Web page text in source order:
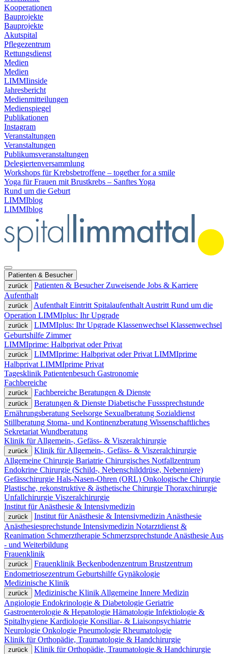
Kooperationen
Bauprojekte
Bauprojekte
Akutspital
Pflegezentrum
Rettungsdienst
Medien
Medien
LIMMIinside
Jahresbericht
Medienmitteilungen
Medienspiegel
Publikationen
Instagram
Veranstaltungen
Veranstaltungen
Publikumsveranstaltungen
Delegiertenversammlung
Workshops für Krebsbetroffene – together for a smile
Yoga für Frauen mit Brustkrebs – Sanftes Yoga
Rund um die Geburt
LIMMIblog
LIMMIblog
Patienten & Besucher
zurück
Patienten & Besucher Zuweisende Jobs & Karriere
Aufenthalt
zurück Aufenthalt Eintritt Spitalaufenthalt Austritt Rund um die
Operation LIMMIplus: Ihr Upgrade
zurück LIMMIplus: Ihr Upgrade Klassenwechsel Klassenwechsel
Geburtshilfe Zimmer
LIMMIprime: Halbprivat oder Privat
zurück LIMMIprime: Halbprivat oder Privat LIMMIprime
Halbprivat LIMMIprime Privat
Tagesklinik Patientenbesuch Gastronomie
Fachbereiche
zurück Fachbereiche Beratungen & Dienste
zurück Beratungen & Dienste Diabetische Fusssprechstunde
Ernährungsberatung Seelsorge Sexualberatung Sozialdienst
Stillberatung Stoma- und Kontinenzberatung Wissenschaftliches
Sekretariat Wundberatung
Klinik für Allgemein-, Gefäss- & Viszeralchirurgie
zurück
Klinik für Allgemein-, Gefäss- & Viszeralchirurgie
Allgemeine Chirurgie Bariatrie Chirurgisches Notfallzentrum
Endokrine Chirurgie (Schild-, Nebenschilddrüse, Nebenniere)
Gefässchirurgie Hals-Nasen-Ohren (ORL) Onkologische Chirurgie
Plastische, rekonstruktive & ästhetische Chirurgie Thoraxchirurgie
Unfallchirurgie Viszeralchirurgie
Institut für Anästhesie & Intensivmedizin
zurück Institut für Anästhesie & Intensivmedizin Anästhesie
Anästhesiesprechstunde Intensivmedizin Notarztdienst &
Reanimation Schmerztherapie Schmerzsprechstunde Anästhesie Aus
- und Weiterbildung
Frauenklinik
zurück Frauenklinik Beckenbodenzentrum Brustzentrum
Endometriosezentrum Geburtshilfe Gynäkologie
Medizinische Klinik
zurück Medizinische Klinik Allgemeine Innere Medizin
Angiologie Endokrinologie & Diabetologie Geriatrie
Gastroenterologie & Hepatologie Hämatologie Infektiologie &
Spitalhygiene Kardiologie Konsiliar- & Liaisonpsychiatrie
Neurologie Onkologie Pneumologie Rheumatologie
Klinik für Orthopädie, Traumatologie & Handchirurgie
zurück
Klinik für Orthopädie, Traumatologie & Handchirurgie